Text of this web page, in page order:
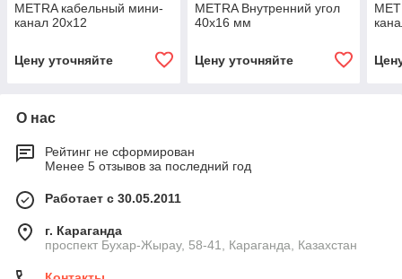
METRA кабельный мини-
канал 20х12
Цену уточняйте
METRA Внутренний угол
40x16 мм
Цену уточняйте
О нас
Рейтинг не сформирован
Менее 5 отзывов за последний год
Работает с 30.05.2011
г. Караганда
проспект Бухар-Жырау, 58-41, Караганда, Казахстан